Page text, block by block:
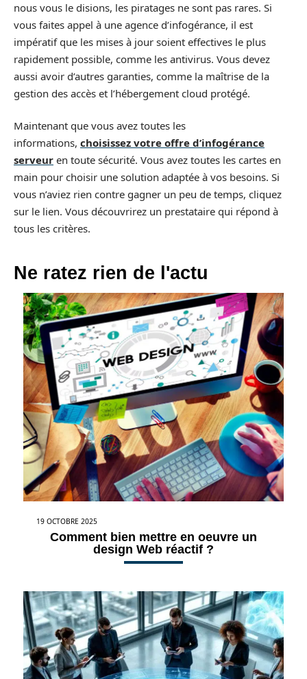
nous vous le disions, les piratages ne sont pas rares. Si
vous faites appel à une agence d’infogérance, il est
impératif que les mises à jour soient effectives le plus
rapidement possible, comme les antivirus. Vous devez
aussi avoir d’autres garanties, comme la maîtrise de la
gestion des accès et l’hébergement cloud protégé.
Maintenant que vous avez toutes les
informations, choisissez votre offre d’infogérance
serveur en toute sécurité. Vous avez toutes les cartes en
main pour choisir une solution adaptée à vos besoins. Si
vous n’aviez rien contre gagner un peu de temps, cliquez
sur le lien. Vous découvrirez un prestataire qui répond à
tous les critères.
Ne ratez rien de l'actu
19 OCTOBRE 2025
Comment bien mettre en oeuvre un
design Web réactif ?